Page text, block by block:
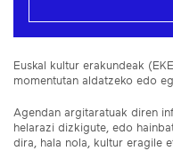
Euskal kultur erakundeak
momentutan aldatzeko edo
Agendan argitaratuak diren
helarazi dizkigute, edo
dira, hala nola, kultur eragile